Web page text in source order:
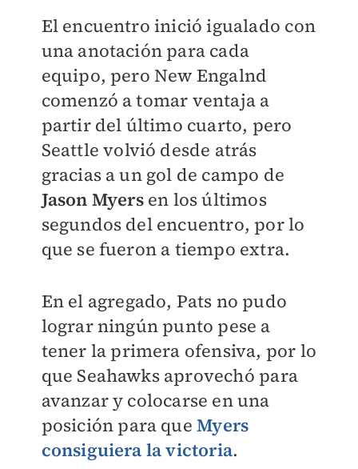
El encuentro inició igualado con
una anotación para cada
equipo, pero New Engalnd
comenzó a tomar ventaja a
partir del último cuarto, pero
Seattle volvió desde atrás
gracias a un gol de campo de
Jason Myersen los últimos
segundos del encuentro, por lo
que se fueron a tiempo extra.
En el agregado, Pats no pudo
lograr ningún punto pese a
tener la primera ofensiva, por lo
que Seahawks aprovechó para
avanzar y colocarse en una
posición para queMyers
consiguiera la victoria.